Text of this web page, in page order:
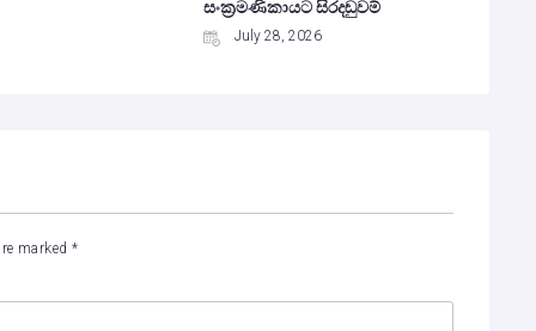
සංක්‍රමණිකායට සිරදඬුවම්
July 28, 2026
marked*